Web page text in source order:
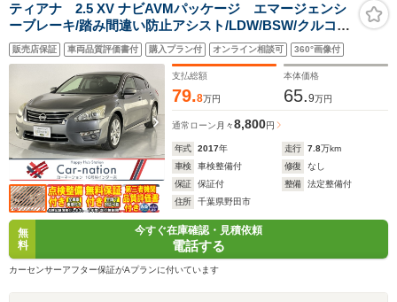
ティアナ 2.5 XV ナビAVMパッケージ エマージェンシ
ーブレーキ/踏み間違い防止アシスト/LDW/BSW/クルコ
ン/HIDヘッド・Fフォグ/黒革シート/Pシート/シートエア
コン/Pオットマン/コネクトナビゲーション/アラウンドビ
ュー/フルセグTV/DVD/Bluetooth/ETC
販売店保証 車両品質評価書付 購入プラン付 オンライン相談可 360°画像付
支払総額
79.8万円
本体価格
65.9万円
通常ローン 月々8,800円
年式 2017年 走行 7.8万km
車検
車検整備付 修復
なし
保証
保証付 整備
法定整備付
住所
千葉県野田市
無
料
今すぐ在庫確認・見積依頼
電話する
カーセンサーアフター保証がAプランに付いています